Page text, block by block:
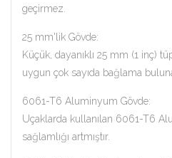
geçirmez.
25 mm'lik Gövde:
Küçük, dayanıklı 25 mm (1 inç)
uygun çok sayıda bağlama
6061-T6 Aluminyum Gövde:
Uçaklarda kullanılan 6061-T6
sağlamlığı artmıştır.